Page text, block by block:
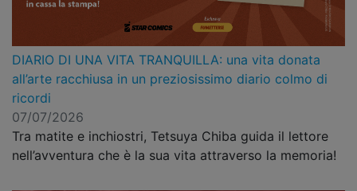
DIARIO DI UNA VITA TRANQUILLA: una vita donata
all’arte racchiusa in un preziosissimo diario colmo di
ricordi
07/07/2026
Tra matite e inchiostri, Tetsuya Chiba guida il lettore
nell’avventura che è la sua vita attraverso la memoria!